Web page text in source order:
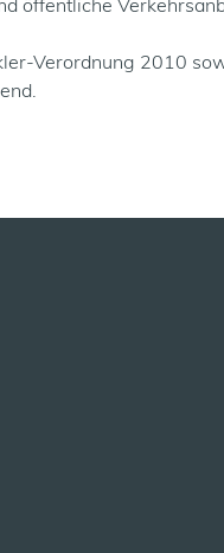
öffentliche
Verordnung 2010